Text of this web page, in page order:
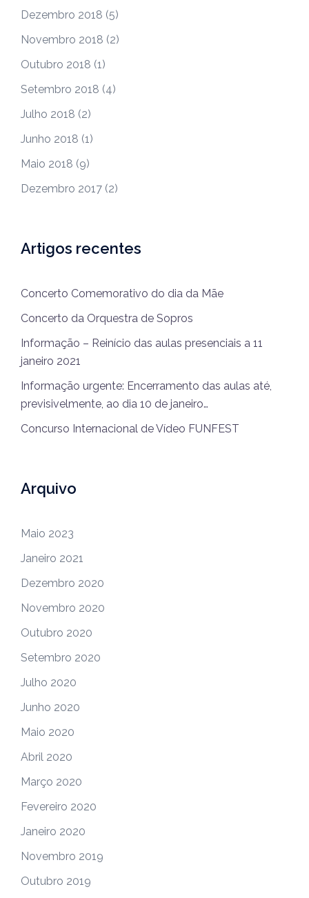
Dezembro 2018 (5)
Novembro 2018 (2)
Outubro 2018 (1)
Setembro 2018 (4)
Julho 2018 (2)
Junho 2018 (1)
Maio 2018 (9)
Dezembro 2017 (2)
Artigos recentes
Concerto Comemorativo do dia da Mãe
Concerto da Orquestra de Sopros
Informação – Reinício das aulas presenciais a 11
janeiro 2021
Informação urgente: Encerramento das aulas até,
previsivelmente, ao dia 10 de janeiro…
Concurso Internacional de Vídeo FUNFEST
Arquivo
Maio 2023
Janeiro 2021
Dezembro 2020
Novembro 2020
Outubro 2020
Setembro 2020
Julho 2020
Junho 2020
Maio 2020
Abril 2020
Março 2020
Fevereiro 2020
Janeiro 2020
Novembro 2019
Outubro 2019